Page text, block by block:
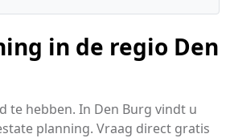
in de regio Den
te hebben. In Den Burg vindt u
planning. Vraag direct gratis